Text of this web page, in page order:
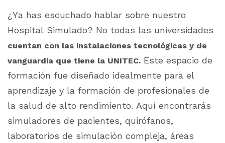
¿Ya has escuchado hablar sobre nuestro
Hospital Simulado? No todas las universidades
cuentan con las instalaciones tecnológicas y de
vanguardia que tiene la UNITEC. Este espacio de
formación fue diseñado idealmente para el
aprendizaje y la formación de profesionales de
la salud de alto rendimiento. Aquí encontrarás
simuladores de pacientes, quirófanos,
laboratorios de simulación compleja, áreas